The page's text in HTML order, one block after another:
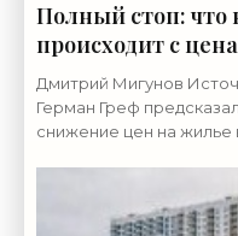
Полный стоп: что
происходит с
«Аналитика
Дмитрий Мигунов
Герман Греф
снижение цен на